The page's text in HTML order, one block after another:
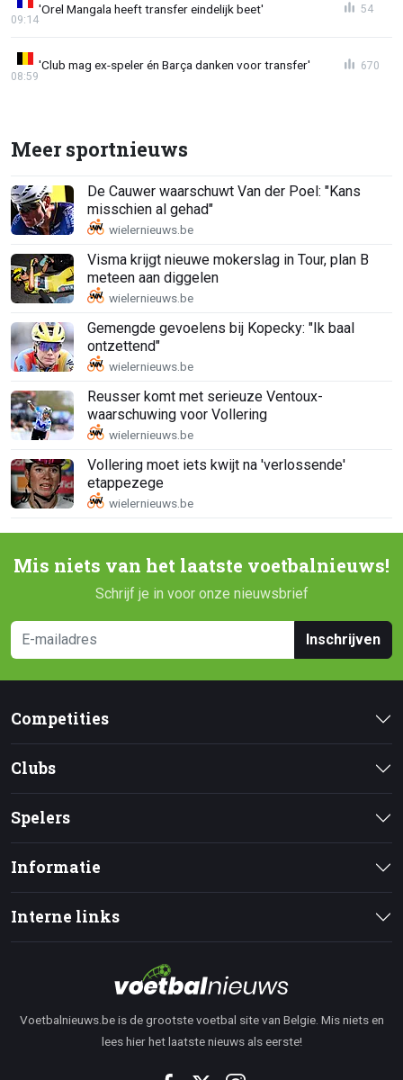
'Orel Mangala heeft transfer eindelijk beet'
09:14
54
'Club mag ex-speler én Barça danken voor transfer'
08:59
670
Meer sportnieuws
De Cauwer waarschuwt Van der Poel: "Kans
misschien al gehad"
Visma krijgt nieuwe mokerslag in Tour, plan B
meteen aan diggelen
Gemengde gevoelens bij Kopecky: "Ik baal
ontzettend"
Reusser komt met serieuze Ventoux-
waarschuwing voor Vollering
Vollering moet iets kwijt na 'verlossende'
etappezege
Mis niets van het laatste voetbalnieuws!
Schrijf je in voor onze nieuwsbrief
Inschrijven
Competities
Clubs
Spelers
Informatie
Interne links
Voetbalnieuws.be is de grootste voetbal site van Belgie. Mis niets en
lees hier het laatste nieuws als eerste!